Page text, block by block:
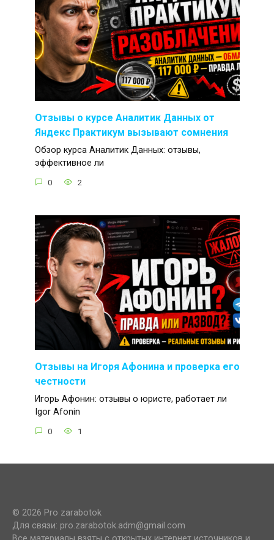
Отзывы о курсе Аналитик Данных от
Яндекс Практикум вызывают сомнения
Обзор курса Аналитик Данных: отзывы,
эффективное ли
0 2
Отзывы на Игоря Афонина и проверка его
честности
Игорь Афонин: отзывы о юристе, работает ли
Igor Afonin
0 1
© 2026 Pro zarabotok
Для связи: pro.zarabotok.adm@gmail.com